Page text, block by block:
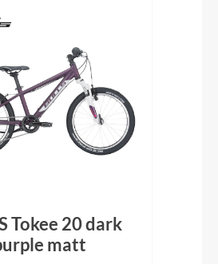
Tokee 20 dark
matt